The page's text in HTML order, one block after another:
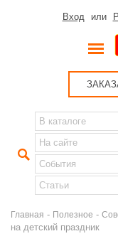
Вход или
Главная - Полезное -
на детский праздник